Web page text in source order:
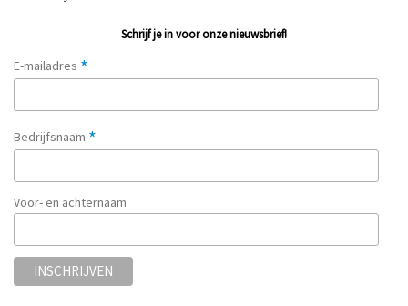
Schrijf je in voor onze nieuwsbrief!
E-mailadres *
Bedrijfsnaam *
Voor- en achternaam